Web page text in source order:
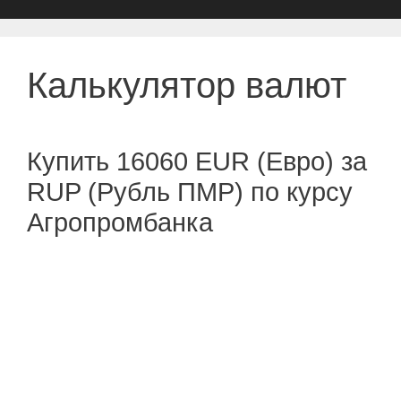
Калькулятор валют
Купить 16060 EUR (Евро) за
RUP (Рубль ПМР) по курсу
Агропромбанка